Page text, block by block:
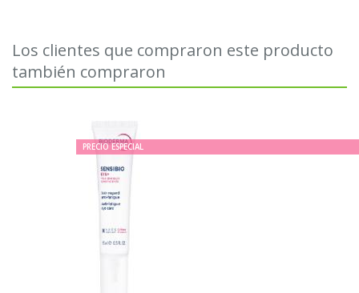
Los clientes que compraron este producto
también compraron
PRECIO ESPECIAL